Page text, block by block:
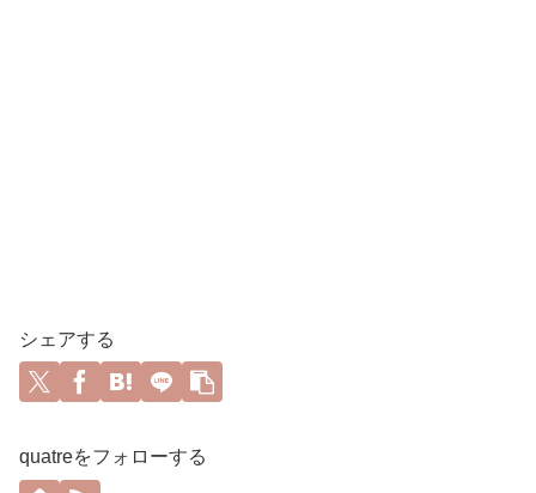
シェアする
quatreをフォローする